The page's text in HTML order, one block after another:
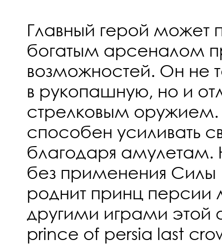
Главный герой может
богатым арсеналом
возможностей. Он не
в рукопашную, но и
стрелковым
способен усиливать
благодаря
без применения Силы
роднит принц персии
другими играми
prince of persia last